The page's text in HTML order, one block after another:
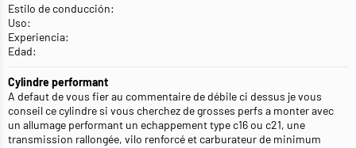
Estilo de conducción:
Uso:
Experiencia:
Edad:
Cylindre performant
A defaut de vous fier au commentaire de débile ci dessus je vous
conseil ce cylindre si vous cherchez de grosses perfs a monter avec
un allumage performant un echappement type c16 ou c21, une
transmission rallongée, vilo renforcé et carburateur de minimum